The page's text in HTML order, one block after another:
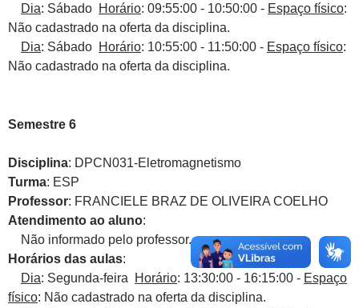
Dia: Sábado Horário: 09:55:00 - 10:50:00 - Espaço físico:
Não cadastrado na oferta da disciplina.
Dia: Sábado Horário: 10:55:00 - 11:50:00 - Espaço físico:
Não cadastrado na oferta da disciplina.
Semestre 6
Disciplina: DPCN031-Eletromagnetismo
Turma: ESP
Professor: FRANCIELE BRAZ DE OLIVEIRA COELHO
Atendimento ao aluno:
Não informado pelo professor.
Horários das aulas:
Dia: Segunda-feira Horário: 13:30:00 - 16:15:00 - Espaço
físico: Não cadastrado na oferta da disciplina.